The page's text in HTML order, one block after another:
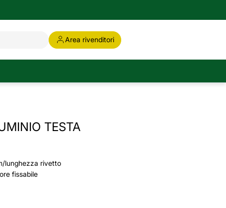
Area rivenditori
TESTA
lunghezza rivetto
fissabile